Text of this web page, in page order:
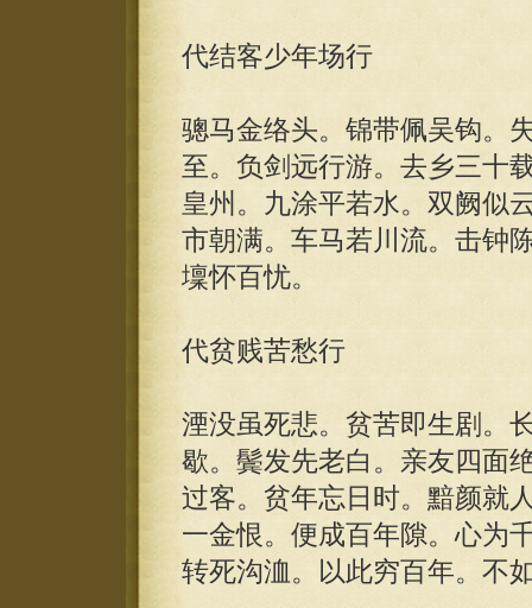
代结客少年场行
骢马金络头。锦带佩吴钩。
至。负剑远行游。去乡三十
皇州。九涂平若水。双阙似
市朝满。车马若川流。击钟
壈怀百忧。
代贫贱苦愁行
湮没虽死悲。贫苦即生剧。
歇。鬓发先老白。亲友四面
过客。贫年忘日时。黯颜就
一金恨。便成百年隙。心为
转死沟洫。以此穷百年。不